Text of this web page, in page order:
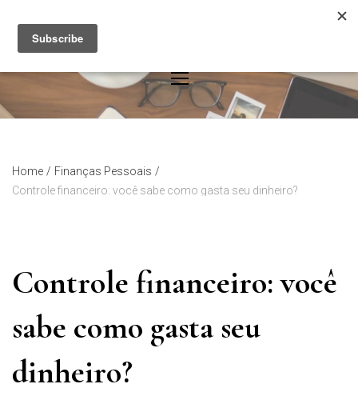
content
Home / Finanças Pessoais /
Controle financeiro: você sabe como gasta seu dinheiro?
Controle financeiro: você
sabe como gasta seu
dinheiro?